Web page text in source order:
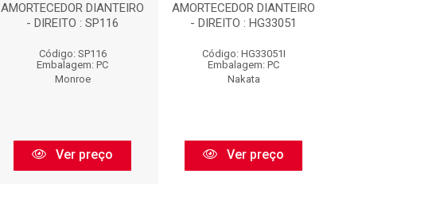
AMORTECEDOR DIANTEIRO
- DIREITO : SP116
Código: SP116
Embalagem: PC
Monroe
Ver preço
AMORTECEDOR DIANTEIRO
- DIREITO : HG33051
Código: HG33051I
Embalagem: PC
Nakata
Ver preço